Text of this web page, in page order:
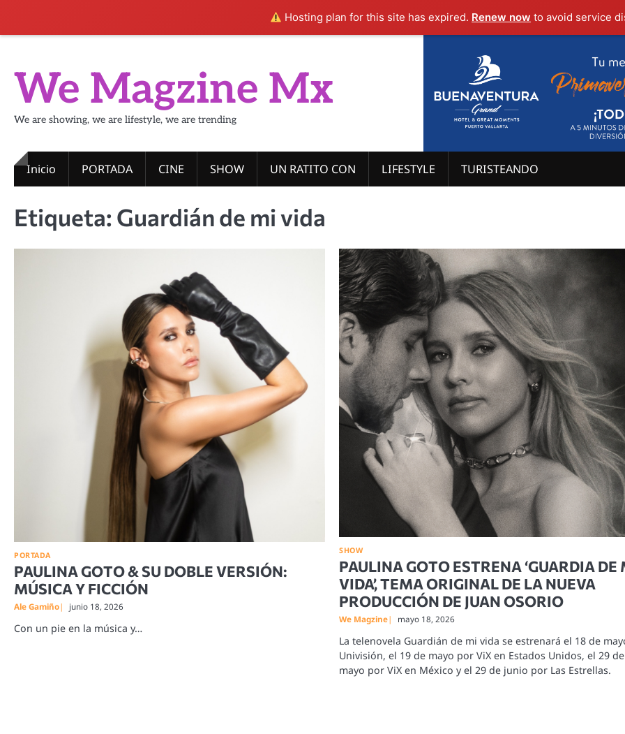
Hosting plan for this site has expired. Renew now to avoid service
content
We Magzine Mx
We are showing, we are lifestyle, we are trending
Inicio PORTADA CINE SHOW UN RATITO CON LIFESTYLE TURISTEANDO
Etiqueta: Guardián de mi vida
PORTADA
PAULINA GOTO & SU DOBLE VERSIÓN:
MÚSICA Y FICCIÓN
Ale Gamiño junio 18, 2026
Con un pie en la música y…
SHOW
PAULINA GOTO ESTRENA ‘GUARDIA DE
VIDA’, TEMA ORIGINAL DE LA NUEVA
PRODUCCIÓN DE JUAN OSORIO
We Magzine mayo 18, 2026
La telenovela Guardián de mi vida se estrenará el 18 de
Univisión, el 19 de mayo por ViX en Estados Unidos, el 29 de
mayo por ViX en México y el 29 de junio por Las Estrellas.